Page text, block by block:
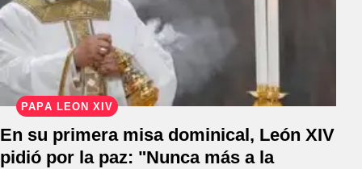
PAPA LEÓN XIV
En su primera misa dominical, León XIV
pidió por la paz: "Nunca más a la